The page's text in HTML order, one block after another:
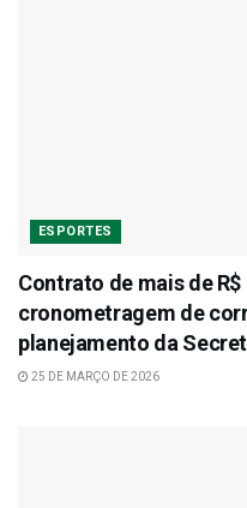
ESPORTES
Contrato de mais de
cronometragem de
planejamento da
25 DE MARÇO DE 2026